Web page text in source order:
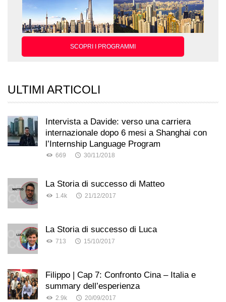
SCOPRI I PROGRAMMI
ULTIMI ARTICOLI
Intervista a Davide: verso una carriera
internazionale dopo 6 mesi a Shanghai con
l’Internship Language Program
669 30/11/2018
La Storia di successo di Matteo
1.4k 21/12/2017
La Storia di successo di Luca
713 15/10/2017
Filippo | Cap 7: Confronto Cina – Italia e
summary dell’esperienza
2.9k 20/09/2017